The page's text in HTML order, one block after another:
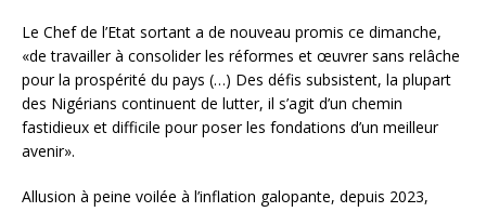
Le Chef de l’Etat sortant a de nouveau promis ce dimanche,
«de travailler à consolider les réformes et œuvrer sans relâche
pour la prospérité du pays (…) Des défis subsistent, la plupart
des Nigérians continuent de lutter, il s’agit d’un chemin
fastidieux et difficile pour poser les fondations d’un meilleur
avenir».
Allusion à peine voilée à l’inflation galopante, depuis 2023,